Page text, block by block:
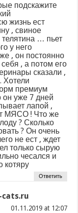
подскажите
жизнь ест
, свиное
… пьет
у него
, он постоянно
, а потом его
сказали ,
Хотели
премиум
он уже 7 дней
лапой ,
МЯСО ! Что же
? Сколько
? Он очень
не ест , ждет
только сырую
чесался и
котяру
Ответить
at